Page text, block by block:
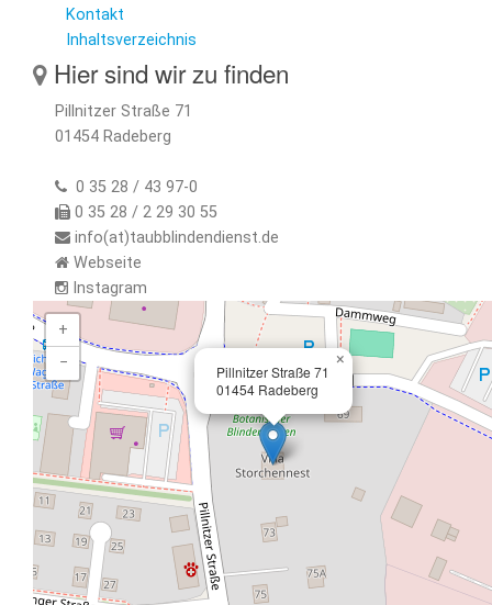
Kontakt
Inhaltsverzeichnis
Hier sind wir zu finden
Pillnitzer Straße 71
01454 Radeberg
0 35 28 / 43 97-0
0 35 28 / 2 29 30 55
info(at)taubblindendienst.de
Webseite
Instagram
Pillnitzer Straße 71
01454 Radeberg
×
+
−